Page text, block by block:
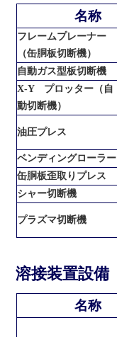
名称
フレームプレーナー
（缶胴板切断機）
自動ガス型板切断機
X-Y プロッター（自
動切断機）
油圧プレス
ベンディングローラー
缶胴板歪取りプレス
シャー切断機
プラズマ切断機
溶接装置設備
名称